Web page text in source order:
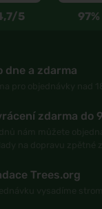
5 97%
dne a zdarma
zdarma do
Trees.org